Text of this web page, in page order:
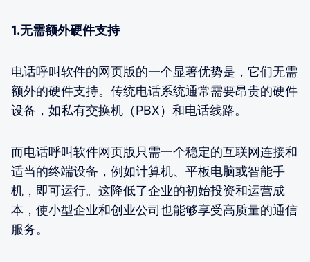
1.无需额外硬件支持
电话呼叫软件的网页版的一个显著优势是，它们无需
额外的硬件支持。传统电话系统通常需要昂贵的硬件
设备，如私有交换机（PBX）和电话线路。
而电话呼叫软件网页版只需一个稳定的互联网连接和
适当的终端设备，例如计算机、平板电脑或智能手
机，即可运行。这降低了企业的初始投资和运营成
本，使小型企业和创业公司也能够享受高质量的通信
服务。